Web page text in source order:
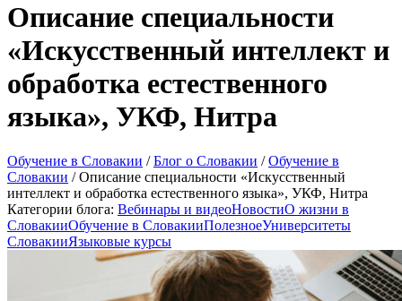
Описание специальности
«Искусственный интеллект и
обработка естественного
языка», УКФ, Нитра
Обучение в Словакии /Блог о Словакии /Обучение в
Словакии /Описание специальности «Искусственный
интеллект и обработка естественного языка», УКФ, Нитра
Категории блога: Вебинары и видеоНовостиО жизни в
СловакииОбучение в СловакииПолезноеУниверситеты
СловакииЯзыковые курсы